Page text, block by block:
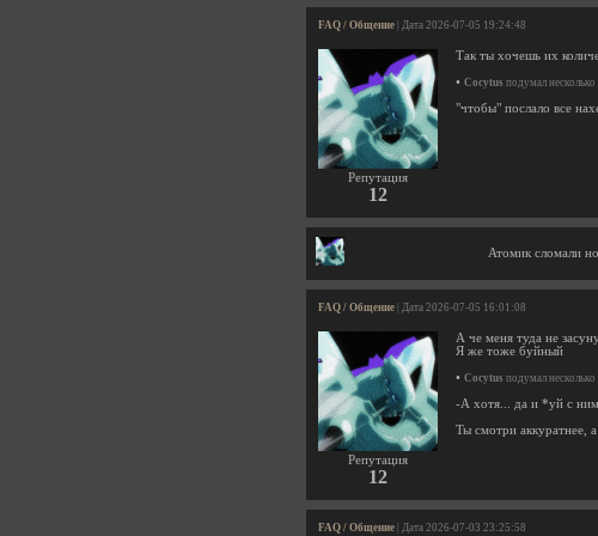
FAQ / Общение | Дата 2026-07-05 19:24:48
Репутация
12
Так ты хочешь их
• Cocytus подумал
"чтобы" послало все
Атомик сломали
FAQ / Общение | Дата 2026-07-05 16:01:08
Репутация
12
А че меня туда не
Я же тоже буйный
• Cocytus подумал
-А хотя... да и *уй с
Ты смотри аккуратнее,
FAQ / Общение | Дата 2026-07-03 23:25:58